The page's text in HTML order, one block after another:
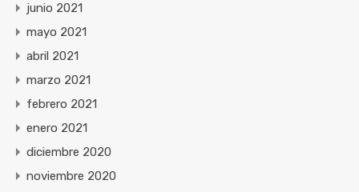
junio 2021
mayo 2021
abril 2021
marzo 2021
febrero 2021
enero 2021
diciembre 2020
noviembre 2020